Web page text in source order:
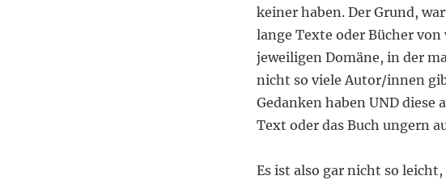
keiner haben. Der Grund,
lange Texte oder Bücher
jeweiligen Domäne, in der
nicht so viele Autor/innen
Gedanken haben UND diese
Text oder das Buch ungern
Es ist also gar nicht so